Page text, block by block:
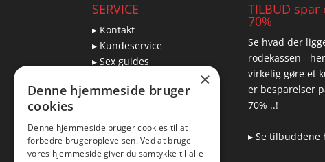
SERVICE
▸ Kontakt
▸ Kundeservice
▸ Sex guides
▸ Returnering
Blog
TILBUD spar
70%
Se hvad der
rodekassen -
virkelig gøre et
er besparelser
70% ..!
▸ Se tilbuddene
×
Denne hjemmeside bruger
cookies
Denne hjemmeside bruger cookies til at
forbedre brugeroplevelsen. Ved at bruge
vores hjemmeside giver du samtykke til alle